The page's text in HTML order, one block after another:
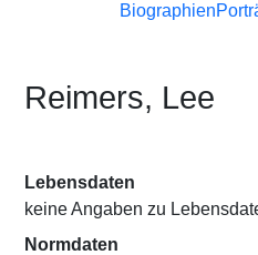
Biographien
Reimers, Lee
Lebensdaten
keine Angaben zu
Normdaten